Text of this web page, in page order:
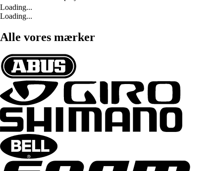
Loading...
Loading...
Alle vores mærker